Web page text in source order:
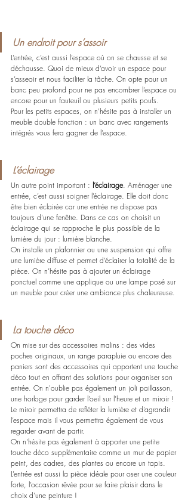
Un endroit pour s’assoir
L’entrée, c’est aussi l’espace où on se chausse et se
déchausse. Quoi de mieux d’avoir un espace pour
s’asseoir et nous faciliter la tâche. On opte pour un
banc peu profond pour ne pas encombrer l’espace ou
encore pour un fauteuil ou plusieurs petits poufs.
Pour les petits espaces, on n'hésite pas à installer un
meuble double fonction : un banc avec rangements
intégrés vous fera gagner de l’espace.
L’éclairage
Un autre point important : l’éclairage. Aménager une
entrée, c’est aussi soigner l’éclairage. Elle doit donc
être bien éclairée car une entrée ne dispose pas
toujours d’une fenêtre. Dans ce cas on choisit un
éclairage qui se rapproche le plus possible de la
lumière du jour : lumière blanche.
On installe un plafonnier ou une suspension qui offre
une lumière diffuse et permet d’éclairer la totalité de la
pièce. On n’hésite pas à ajouter un éclairage
ponctuel comme une applique ou une lampe posé sur
un meuble pour créer une ambiance plus chaleureuse.
La touche déco
On mise sur des accessoires malins : des vides
poches originaux, un range parapluie ou encore des
paniers sont des accessoires qui apportent une touche
déco tout en offrant des solutions pour organiser son
entrée. On n'oublie pas également un joli paillasson,
une horloge pour garder l’oeil sur l’heure et un miroir !
Le miroir permettra de refléter la lumière et d’agrandir
l’espace mais il vous permettra également de vous
regarder avant de partir.
On n'hésite pas également à apporter une petite
touche déco supplémentaire comme un mur de papier
peint, des cadres, des plantes ou encore un tapis.
L’entrée est aussi la pièce idéale pour oser une couleur
forte, l’occasion rêvée pour se faire plaisir dans le
choix d’une peinture !